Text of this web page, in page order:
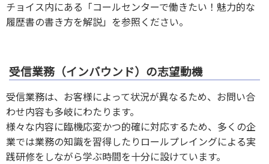
チョイス内にある「コールセンターで働きたい！魅力的な
履歴書の書き方を解説」を参照ください。
受信業務（インバウンド）の志望動機
受信業務は、お客様によって状況が異なるため、お問い合
わせ内容も多岐にわたります。
様々な内容に臨機応変かつ的確に対応するため、多くの企
業では業務の知識を習得したりロールプレイングによる実
践研修をしながら学ぶ時間を十分に設けています。